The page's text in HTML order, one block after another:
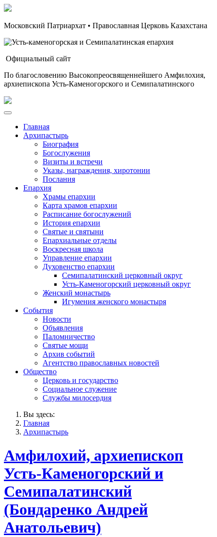
Московский Патриархат • Православная Церковь Казахстана
Официальный сайт
По благословению Высокопреосвященнейшего Амфилохия,
архиепископа Усть-Каменогорского и Семипалатинского
Главная
Архипастырь
Биография
Богослужения
Визиты и встречи
Указы, награждения, хиротонии
Послания
Епархия
Храмы епархии
Карта храмов епархии
Расписание богослужений
История епархии
Святые и святыни
Епархиальные отделы
Воскресная школа
Управление епархии
Духовенство епархии
Семипалатинский церковный округ
Усть-Каменогорский церковный округ
Женский монастырь
Игумения женского монастыря
События
Новости
Объявления
Паломничество
Святые мощи
Архив событий
Агентство православных новостей
Общество
Церковь и государство
Социальное служение
Службы милосердия
Вы здесь:
Главная
Архипастырь
Амфилохий, архиепископ
Усть-Каменогорский и
Семипалатинский
(Бондаренко Андрей
Анатольевич)